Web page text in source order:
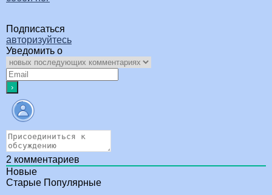
Подписаться
авторизуйтесь
Уведомить о
2 комментариев
Новые
Старые Популярные